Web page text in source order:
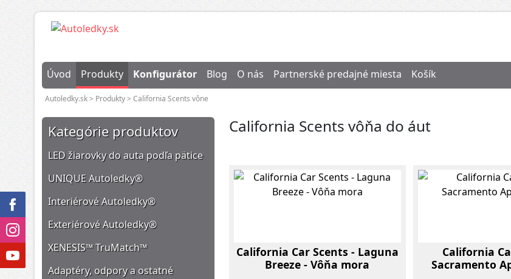
Úvod
Produkty Konfigurátor Blog O nás Partnerské predajné miesta Košík
Autoledky.sk> Produkty> California Scents vône
Kategórie produktov
LED žiarovky do auta podľa pätice
UNIQUE Autoledky®
Interiérové Autoledky®
Exteriérové Autoledky®
XENESIS™ TruMatch™
Adaptéry, odpory a ostatné
California Scents vôňa do áut
California Car Scents - Laguna
Breeze - Vôňa mora
California
Sacramento